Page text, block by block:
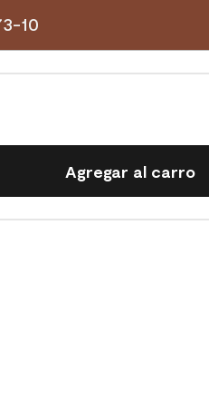
10
Agregar al carro